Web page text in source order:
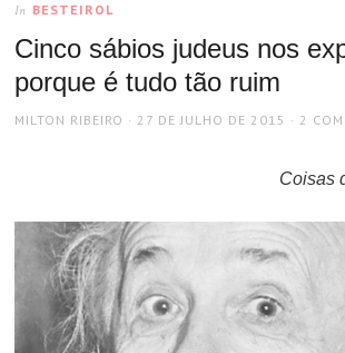
In BESTEIROL
Cinco sábios judeus nos
porque é tudo tão ruim
AUTHOR
MILTON RIBEIRO
POSTED
27 DE JULHO DE 2015 2
Coisas